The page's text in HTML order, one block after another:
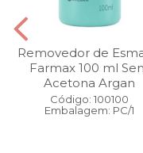
Removedor de
Farmax 100 ml
Acetona Argan
Código: 100100
Embalagem: PC/1